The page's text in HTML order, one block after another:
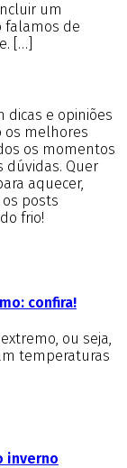
um
falamos de
[…]
dicas e opiniões
os melhores
os momentos
dúvidas. Quer
aquecer,
posts
frio!
confira!
ou seja,
temperaturas
inverno